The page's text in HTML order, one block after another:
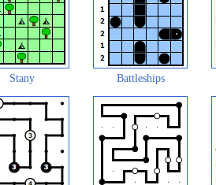
Stany Battleships